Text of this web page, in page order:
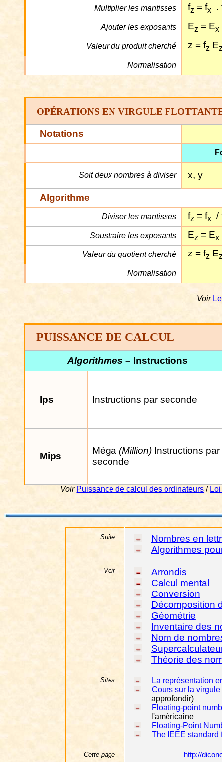
Multiplier les mantisses fz = fx .
Ajouter les exposants Ez = Ex
Valeur du produit cherché z = fz Ez
Normalisation
OPÉRATIONS EN VIRGULE
Notations
Soit deux nombres à diviser x, y
Algorithme
Diviser les mantisses fz = fx /
Soustraire les exposants Ez = Ex
Valeur du quotient cherché z = fz Ez
Normalisation
Voir
PUISSANCE DE CALCUL
Algorithmes – Instructions
Ips Instructions par seconde
Mips
Méga(Million) Instructions par
seconde
Voir Puissance de calcul des ordinateurs /
Suite
Nombres en
Algorithmes
Voir
Arrondis
Calcul mental
Conversion
Décomposition
Géométrie
Inventaire des
Nom de
Théorie des
Sites
La représentation
Cours sur la virgule
approfondir)
Floating-point
l'américaine
Floating-Point
The IEEE standard
Cette page http://